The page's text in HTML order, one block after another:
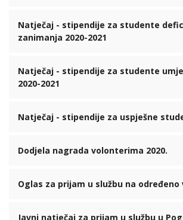
Natječaj - stipendije za studente
zanimanja 2020-2021
Natječaj - stipendije za studente
2020-2021
Natječaj - stipendije za uspješne
Dodjela nagrada volonterima 2020.
Oglas za prijam u službu na određeno
Javni natječaj za prijam u službu u